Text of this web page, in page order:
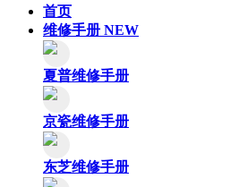
首页
维修手册 NEW
夏普维修手册
京瓷维修手册
东芝维修手册